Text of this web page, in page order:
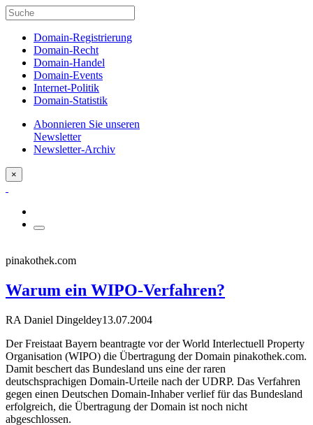
Domain-Registrierung
Domain-Recht
Domain-Handel
Domain-Events
Internet-Politik
Domain-Statistik
Abonnieren Sie unseren
Newsletter
Newsletter-Archiv
×
pinakothek.com
Warum ein WIPO-Verfahren?
RA Daniel Dingeldey13.07.2004
Der Freistaat Bayern beantragte vor der World Interlectuell Property
Organisation (WIPO) die Übertragung der Domain pinakothek.com.
Damit beschert das Bundesland uns eine der raren
deutschsprachigen Domain-Urteile nach der UDRP. Das Verfahren
gegen einen Deutschen Domain-Inhaber verlief für das Bundesland
erfolgreich, die Übertragung der Domain ist noch nicht
abgeschlossen.